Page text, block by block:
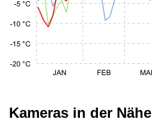
Kameras in der Nähe